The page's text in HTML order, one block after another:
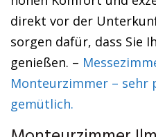
direkt vor der
sorgen dafür, dass Sie
genießen. –
Monteurzimmer – sehr
gemütlich.